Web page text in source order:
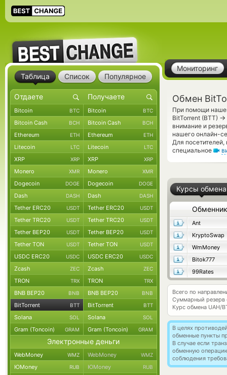
Мониторинг
Обмен
При помощи
BitTorrent (BTT) →
внимание и
нашего онлайн-
Для
специальное
Курсы обмена
Обменник
Ant
KryptoSwap
WmMoney
Bitok777
99Rates
Всего по
Суммарный резерв
Курс обмена UAH/
В целях
обменные пункты
В случае если
обменную
соблюдения
Таблица Список Популярное
Bitcoin BTC Bitcoin BTC
Bitcoin Cash BCH Bitcoin Cash BCH
Ethereum ETH Ethereum ETH
Litecoin LTC Litecoin LTC
XRP XRP XRP XRP
Monero XMR Monero XMR
Dogecoin DOGE Dogecoin DOGE
Dash DASH Dash DASH
Tether ERC20 USDT Tether ERC20 USDT
Tether TRC20 USDT Tether TRC20 USDT
Tether BEP20 USDT Tether BEP20 USDT
Tether TON USDT Tether TON USDT
USDC ERC20 USDC USDC ERC20 USDC
Zcash ZEC Zcash ZEC
TRON TRX TRON TRX
BNB BEP20 BNB BNB BEP20 BNB
BitTorrent BTT BitTorrent BTT
Solana SOL Solana SOL
Gram (Toncoin) GRAM Gram (Toncoin) GRAM
Электронные деньги
WebMoney WMZ WebMoney WMZ
ЮMoney RUB ЮMoney RUB